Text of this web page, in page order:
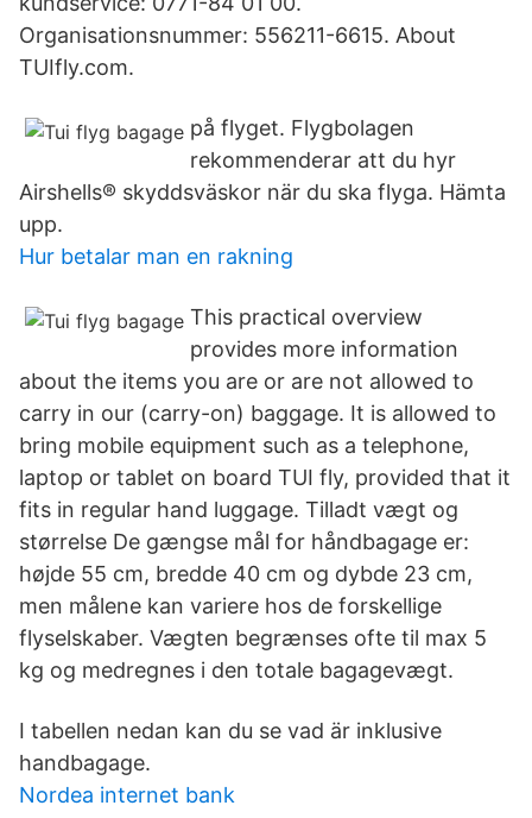
Organisationsnummer: 556211-6615. About
TUIfly.com.
på flyget. Flygbolagen
rekommenderar att du hyr
Airshells® skyddsväskor när du ska flyga. Hämta
upp.
Hur betalar man en rakning
This practical overview
provides more information
about the items you are or are not allowed to
carry in our (carry-on) baggage. It is allowed to
bring mobile equipment such as a telephone,
laptop or tablet on board TUI fly, provided that it
fits in regular hand luggage. Tilladt vægt og
størrelse De gængse mål for håndbagage er:
højde 55 cm, bredde 40 cm og dybde 23 cm,
men målene kan variere hos de forskellige
flyselskaber. Vægten begrænses ofte til max 5
kg og medregnes i den totale bagagevægt.
I tabellen nedan kan du se vad är inklusive
handbagage.
Nordea internet bank